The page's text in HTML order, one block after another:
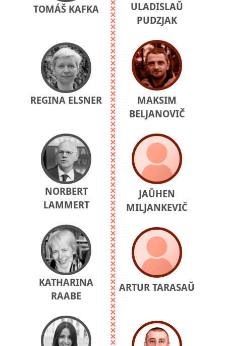
TOMÁŠ KAFKA
REGINA ELSNER
NORBERT
LAMMERT
KATHARINA
RAABE
ULADISLAŬ
PUDZJAK
MAKSIM
BELJANOVIČ
JAŬHEN
MILJANKEVIČ
ARTUR TARASAŬ